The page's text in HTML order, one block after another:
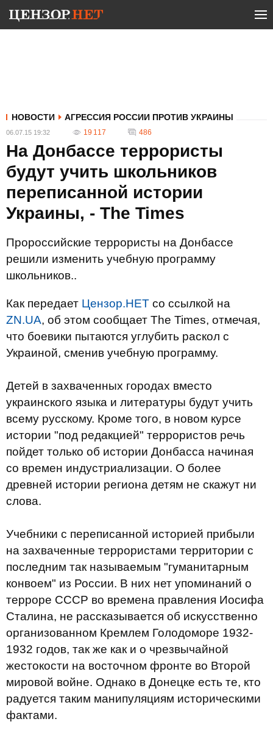
НОВОСТИ АГРЕССИЯ РОССИИ ПРОТИВ УКРАИНЫ
06.07.15 19:32 19 117 486
На Донбассе террористы
будут учить школьников
переписанной истории
Украины, - The Times
Пророссийские террористы на Донбассе
решили изменить учебную программу
школьников..
Как передает Цензор.НЕТ со ссылкой на
ZN.UA, об этом сообщает The Times, отмечая,
что боевики пытаются углубить раскол с
Украиной, сменив учебную программу.
Детей в захваченных городах вместо
украинского языка и литературы будут учить
всему русскому. Кроме того, в новом курсе
истории "под редакцией" террористов речь
пойдет только об истории Донбасса начиная
со времен индустриализации. О более
древней истории региона детям не скажут ни
слова.
Учебники с переписанной историей прибыли
на захваченные террористами территории с
последним так называемым "гуманитарным
конвоем" из России. В них нет упоминаний о
терроре СССР во времена правления Иосифа
Сталина, не рассказывается об искусственно
организованном Кремлем Голодоморе 1932-
1932 годов, так же как и о чрезвычайной
жестокости на восточном фронте во Второй
мировой войне. Однако в Донецке есть те, кто
радуется таким манипуляциям историческими
фактами.